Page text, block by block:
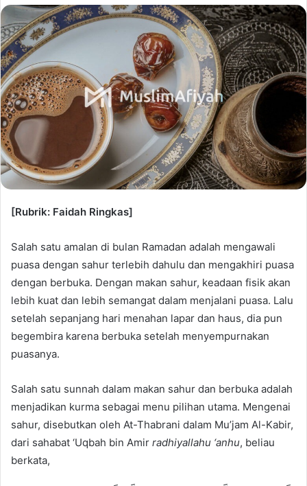
[Rubrik: Faidah Ringkas]
Salah satu amalan di bulan Ramadan adalah mengawali
puasa dengan sahur terlebih dahulu dan mengakhiri puasa
dengan berbuka. Dengan makan sahur, keadaan fisik akan
lebih kuat dan lebih semangat dalam menjalani puasa. Lalu
setelah sepanjang hari menahan lapar dan haus, dia pun
begembira karena berbuka setelah menyempurnakan
puasanya.
Salah satu sunnah dalam makan sahur dan berbuka adalah
menjadikan kurma sebagai menu pilihan utama. Mengenai
sahur, disebutkan oleh At-Thabrani dalam Mu’jam Al-Kabir,
dari sahabat ‘Uqbah bin Amir radhiyallahu ‘anhu, beliau
berkata,